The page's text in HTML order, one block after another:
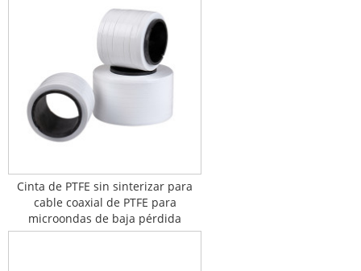
Cinta de PTFE sin sinterizar para
cable coaxial de PTFE para
microondas de baja pérdida